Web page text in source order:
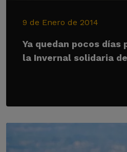
9 de Enero de 2014
Ya quedan pocos
la Invernal solidaria